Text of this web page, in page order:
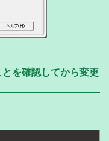
を確認してから変更